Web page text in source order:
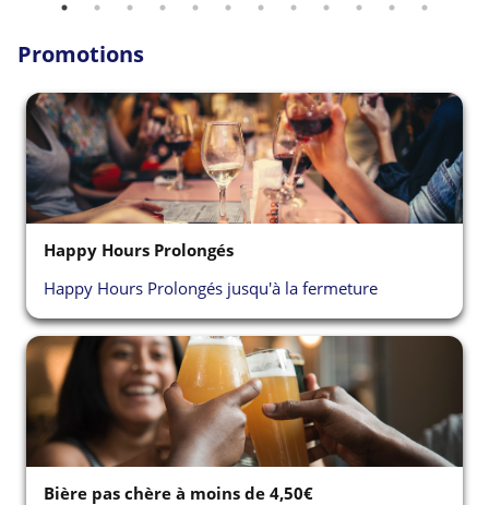
Promotions
Happy Hours Prolongés
Happy Hours Prolongés jusqu'à la fermeture
Bière pas chère à moins de 4,50€